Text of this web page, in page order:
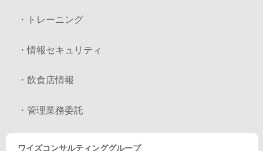
・トレーニング
・情報セキュリティ
・飲食店情報
・管理業務委託
ワイズコンサルティンググループ